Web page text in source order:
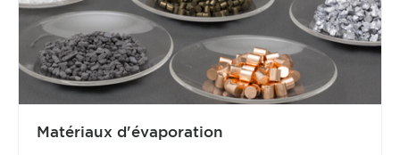
Matériaux d'évaporation